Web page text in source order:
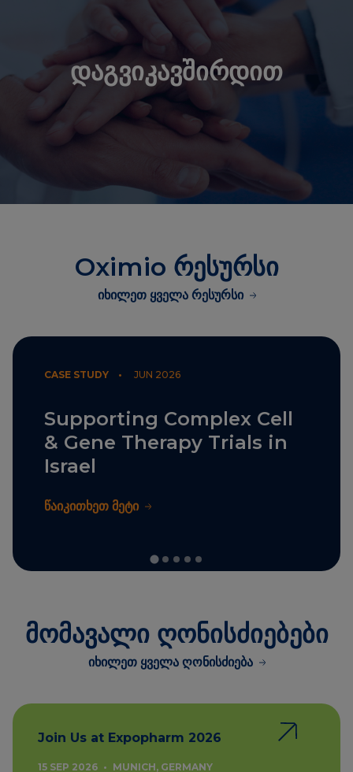
დაგვიკავშირდით
Oximio რესურსი
იხილეთ ყველა რესურსი
CASE STUDY • JUN 2026
Supporting Complex Cell
& Gene Therapy Trials in
Israel
წაიკითხეთ მეტი
მომავალი ღონისძიებები
იხილეთ ყველა ღონისძიება
Join Us at Expopharm 2026
15 SEP 2026 • MUNICH, GERMANY